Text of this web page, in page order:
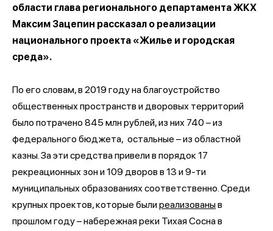
области глава регионального департамента ЖКХ
Максим Зацепин рассказал о реализации
национального проекта «Жилье и городская
среда».
По его словам, в 2019 году на благоустройство
общественных пространств и дворовых территорий
было потрачено 845 млн рублей, из них 740 – из
федерального бюджета, остальные – из областной
казны. За эти средства привели в порядок 17
рекреационных зон и 109 дворов в 13 и 9-ти
муниципальных образованиях соответственно. Среди
крупных проектов, которые былиреализованыв
прошлом году – набережная реки Тихая Сосна в